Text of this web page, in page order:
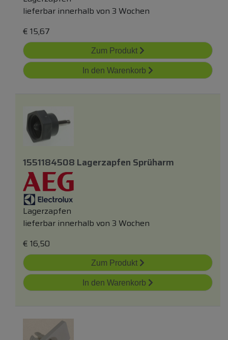
lieferbar innerhalb von 3 Wochen
€ 15,67
Zum Produkt
In den Warenkorb
1551184508 Lagerzapfen Sprüharm
Lagerzapfen
lieferbar innerhalb von 3 Wochen
€ 16,50
Zum Produkt
In den Warenkorb